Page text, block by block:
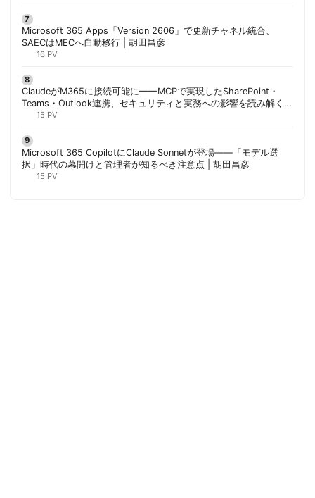
Microsoft 365 Apps「Version 2606」で更新チャネル統合、
SAECはMECへ自動移行 | 胡田昌彦
16 PV
ClaudeがM365に接続可能に——MCPで実現したSharePoint・
Teams・Outlook連携、セキュリティと実務への影響を読み解く |
胡田昌彦
15 PV
Microsoft 365 CopilotにClaude Sonnetが登場——「モデル選
択」時代の幕開けと管理者が知るべき注意点 | 胡田昌彦
15 PV